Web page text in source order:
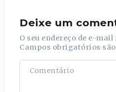
Deixe um
O seu endereço de e-
Campos obrigatórios